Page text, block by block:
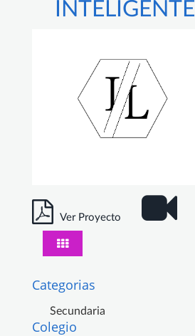
INTELIGENTE
Ver Proyecto
Categorias
Secundaria
Colegio